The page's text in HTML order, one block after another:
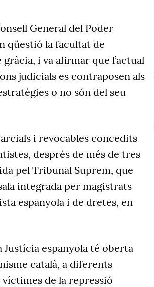
General del Poder
qüestió la facultat de
i va afirmar que l’actual
judicials es contraposen als
o no són del seu
i revocables concedits
després de més de tres
pel Tribunal Suprem, que
integrada per magistrats
espanyola i de dretes, en
espanyola té oberta
català, a diferents
de la repressió